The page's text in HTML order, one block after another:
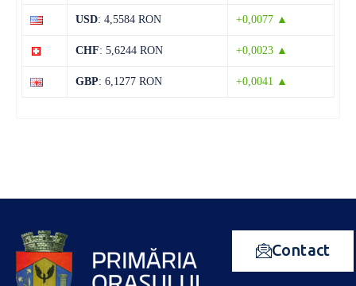
USD: 4,5584 RON +0,0077 ▲
CHF: 5,6244 RON +0,0023 ▲
GBP: 6,1277 RON +0,0041 ▲
Contact